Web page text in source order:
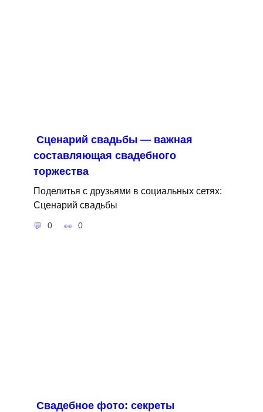
Сценарий свадьбы — важная
составляющая свадебного
торжества
Поделитья с друзьями в социальных сетях:
Сценарий свадьбы
0 0
Свадебное фото: секреты